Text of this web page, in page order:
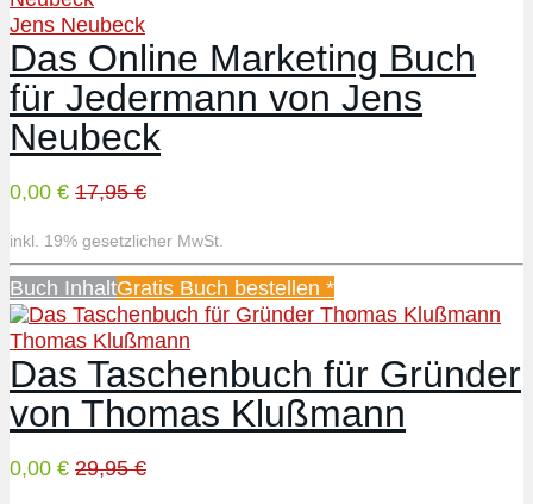
Jens Neubeck
Das Online Marketing Buch
für Jedermann von Jens
Neubeck
0,00 € 17,95 €
inkl. 19% gesetzlicher MwSt.
Buch InhaltGratis Buch bestellen *
Thomas Klußmann
Das Taschenbuch für Gründer
von Thomas Klußmann
0,00 € 29,95 €